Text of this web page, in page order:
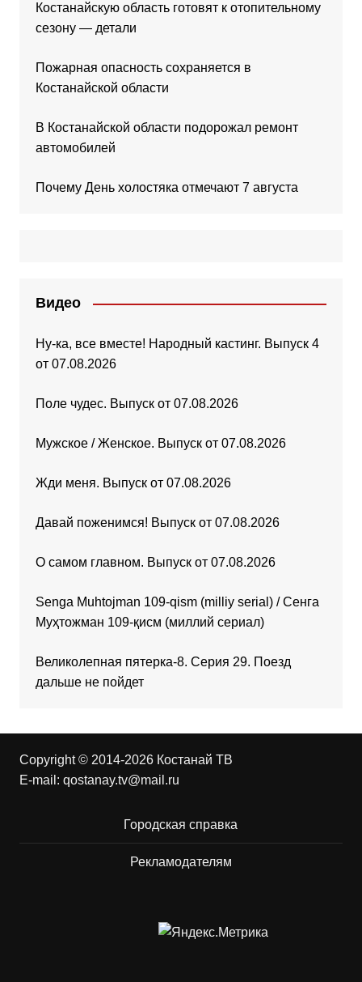
Костанайскую область готовят к отопительному
сезону — детали
Пожарная опасность сохраняется в
Костанайской области
В Костанайской области подорожал ремонт
автомобилей
Почему День холостяка отмечают 7 августа
Видео
Ну-ка, все вместе! Народный кастинг. Выпуск 4
от 07.08.2026
Поле чудес. Выпуск от 07.08.2026
Мужское / Женское. Выпуск от 07.08.2026
Жди меня. Выпуск от 07.08.2026
Давай поженимся! Выпуск от 07.08.2026
О самом главном. Выпуск от 07.08.2026
Senga Muhtojman 109-qism (milliy serial) / Сенга
Муҳтожман 109-қисм (миллий сериал)
Великолепная пятерка-8. Серия 29. Поезд
дальше не пойдет
Copyright © 2014-2026 Костанай ТВ
E-mail: qostanay.tv@mail.ru
Городская справка
Рекламодателям